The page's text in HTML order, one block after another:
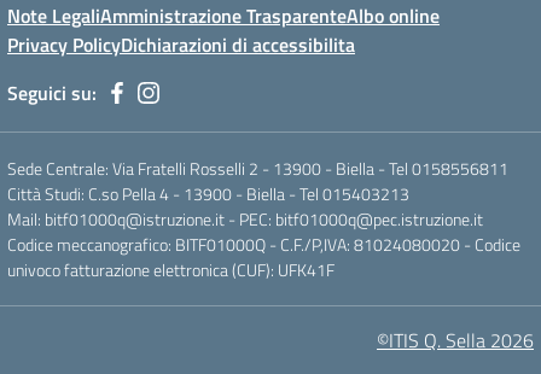
Note LegaliAmministrazione TrasparenteAlbo online
Privacy PolicyDichiarazioni di accessibilita
Seguici su:
Sede Centrale: Via Fratelli Rosselli 2 - 13900 - Biella - Tel 0158556811
Città Studi: C.so Pella 4 - 13900 - Biella - Tel 015403213
Mail: bitf01000q@istruzione.it- PEC: bitf01000q@pec.istruzione.it
Codice meccanografico: BITF01000Q - C.F./P,IVA: 81024080020 - Codice
univoco fatturazione elettronica (CUF): UFK41F
©ITIS Q. Sella 2026